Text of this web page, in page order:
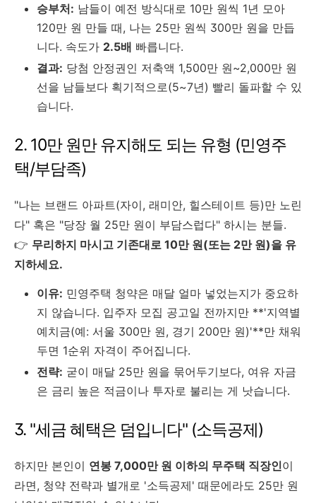
승부처: 남들이 예전 방식대로 10만 원씩 1년 모아
120만 원 만들 때, 나는 25만 원씩 300만 원을 만듭
니다. 속도가 2.5배 빠릅니다.
결과: 당첨 안정권인 저축액 1,500만 원~2,000만 원
선을 남들보다 획기적으로(5~7년) 빨리 돌파할 수 있
습니다.
2. 10만 원만 유지해도 되는 유형 (민영주
택/부담족)
"나는 브랜드 아파트(자이, 래미안, 힐스테이트 등)만 노린
다" 혹은 "당장 월 25만 원이 부담스럽다" 하시는 분들.
👉 무리하지 마시고 기존대로 10만 원(또는 2만 원)을 유
지하세요.
이유: 민영주택 청약은 매달 얼마 넣었는지가 중요하
지 않습니다. 입주자 모집 공고일 전까지만 **'지역별
예치금(예: 서울 300만 원, 경기 200만 원)'**만 채워
두면 1순위 자격이 주어집니다.
전략: 굳이 매달 25만 원을 묶어두기보다, 여유 자금
은 금리 높은 적금이나 투자로 불리는 게 낫습니다.
3. "세금 혜택은 덤입니다" (소득공제)
하지만 본인이 연봉 7,000만 원 이하의 무주택 직장인이
라면, 청약 전략과 별개로 '소득공제' 때문에라도 25만 원